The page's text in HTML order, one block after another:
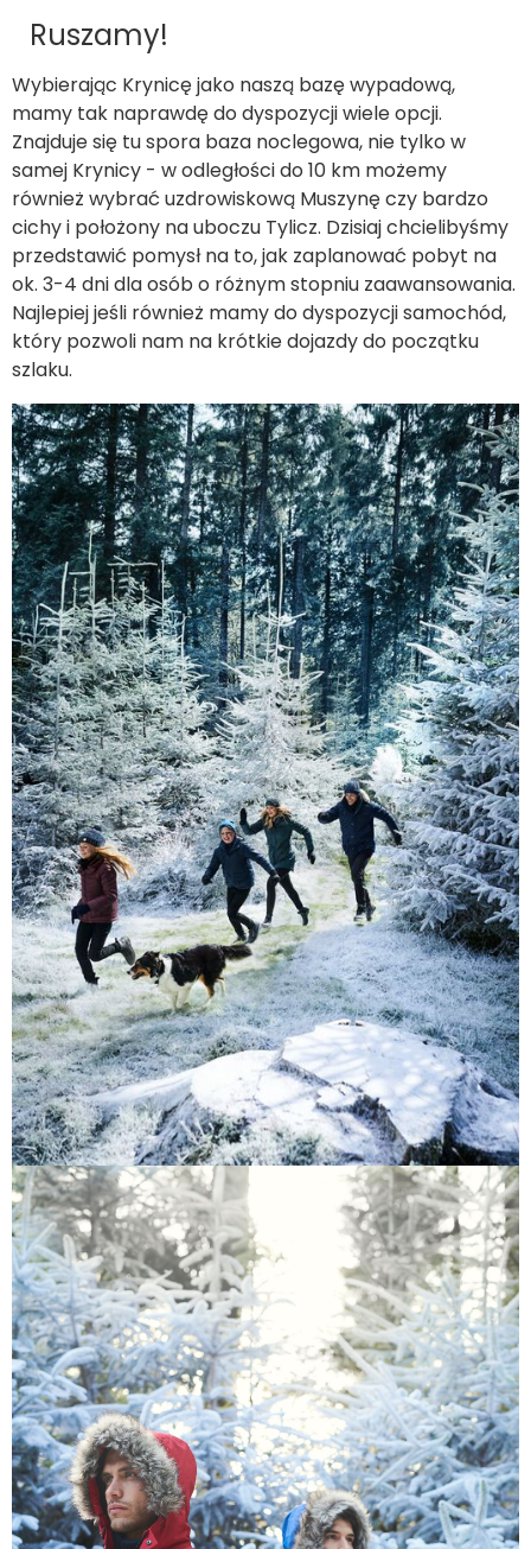
Ruszamy!
Wybierając Krynicę jako naszą bazę wypadową,
mamy tak naprawdę do dyspozycji wiele opcji.
Znajduje się tu spora baza noclegowa, nie tylko w
samej Krynicy - w odległości do 10 km możemy
również wybrać uzdrowiskową Muszynę czy bardzo
cichy i położony na uboczu Tylicz. Dzisiaj chcielibyśmy
przedstawić pomysł na to, jak zaplanować pobyt na
ok. 3-4 dni dla osób o różnym stopniu zaawansowania.
Najlepiej jeśli również mamy do dyspozycji samochód,
który pozwoli nam na krótkie dojazdy do początku
szlaku.